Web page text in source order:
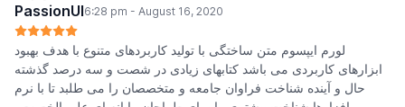
PassionUI6:28 pm - August 16, 2020
لورم ایپسوم متن ساختگی با تولید کاربردهای متنوع با هدف بهبود
ابزارهای کاربردی می باشد کتابهای زیادی در شصت و سه درصد گذشته
حال و آینده شناخت فراوان جامعه و متخصصان را می طلبد تا با نرم